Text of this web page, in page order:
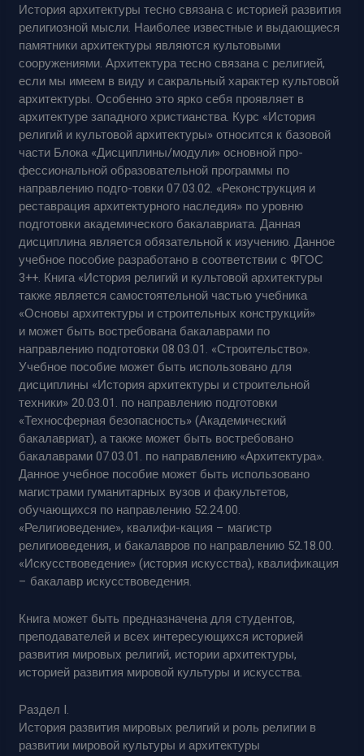
История архитектуры тесно связана с историей развития
религиозной мысли. Наиболее известные и выдающиеся
памятники архитектуры являются культовыми
сооружениями. Архитектура тесно связана с религией,
если мы имеем в виду и сакральный характер культовой
архитектуры. Особенно это ярко себя проявляет в
архитектуре западного христианства. Курс «История
религий и культовой архитектуры» относится к базовой
части Блока «Дисциплины/модули» основной про-
фессиональной образовательной программы по
направлению подго-товки 07.03.02. «Реконструкция и
реставрация архитектурного наследия» по уровню
подготовки академического бакалавриата. Данная
дисциплина является обязательной к изучению. Данное
учебное пособие разработано в соответствии с ФГОС
3++. Книга «История религий и культовой архитектуры
также является самостоятельной частью учебника
«Основы архитектуры и строительных конструкций»
и может быть востребована бакалаврами по
направлению подготовки 08.03.01. «Строительство».
Учебное пособие может быть использовано для
дисциплины «История архитектуры и строительной
техники» 20.03.01. по направлению подготовки
«Техносферная безопасность» (Академический
бакалавриат), а также может быть востребовано
бакалаврами 07.03.01. по направлению «Архитектура».
Данное учебное пособие может быть использовано
магистрами гуманитарных вузов и факультетов,
обучающихся по направлению 52.24.00.
«Религиоведение», квалифи-кация – магистр
религиоведения, и бакалавров по направлению 52.18.00.
«Искусствоведение» (история искусства), квалификация
– бакалавр искусствоведения.
Книга может быть предназначена для студентов,
преподавателей и всех интересующихся историей
развития мировых религий, истории архитектуры,
историей развития мировой культуры и искусства.
Раздел I.
История развития мировых религий и роль религии в
развитии мировой культуры и архитектуры